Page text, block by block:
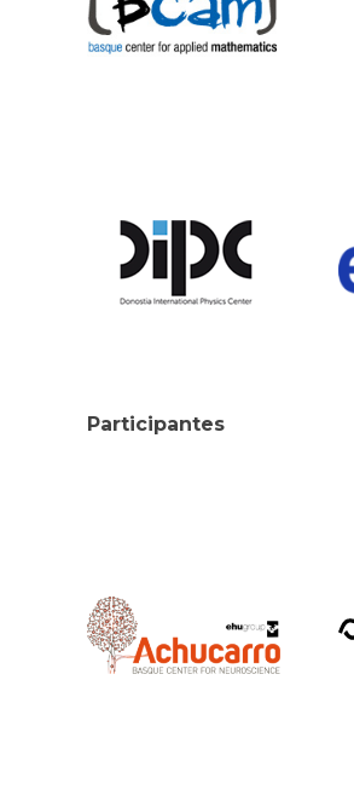
Participantes